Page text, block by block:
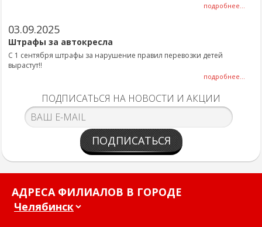
подробнее...
03.09.2025
Штрафы за автокресла
С 1 сентября штрафы за нарушение правил перевозки детей
вырастут!!
подробнее...
ПОДПИСАТЬСЯ НА НОВОСТИ И АКЦИИ
ПОДПИСАТЬСЯ
АДРЕСА ФИЛИАЛОВ В ГОРОДЕ